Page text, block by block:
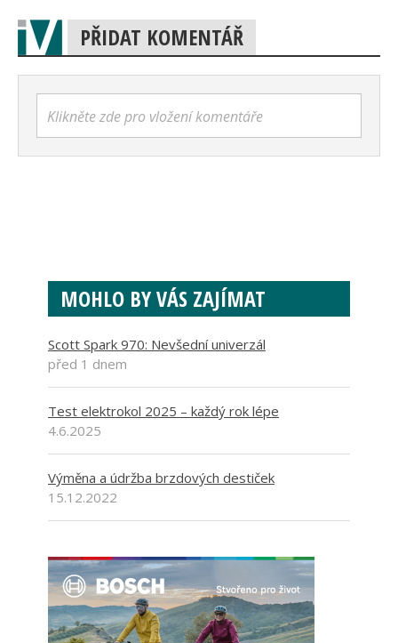
PŘIDAT KOMENTÁŘ
Klikněte zde pro vložení komentáře
MOHLO BY VÁS ZAJÍMAT
Scott Spark 970: Nevšední univerzál
před 1 dnem
Test elektrokol 2025 – každý rok lépe
4.6.2025
Výměna a údržba brzdových destiček
15.12.2022